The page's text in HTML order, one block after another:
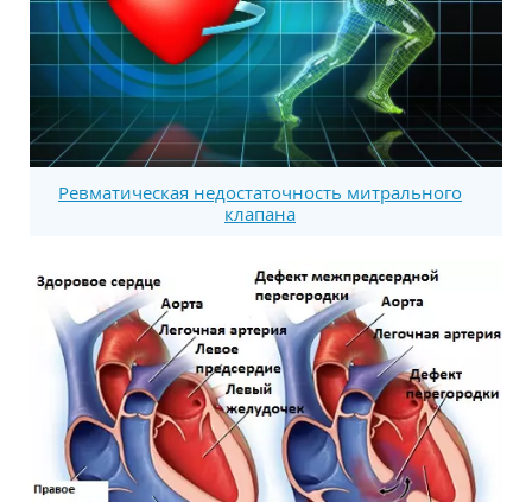
Ревматическая недостаточность митрального
клапана